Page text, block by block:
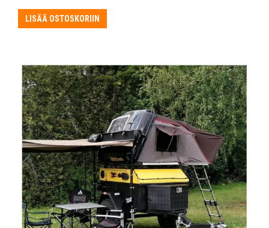
LISÄÄ OSTOSKORIIN